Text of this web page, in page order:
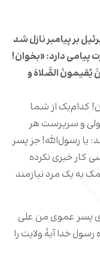
بر پیامبر نازل شد
پیامی دارد: «بخوان!
یُقیمونَ الصَّلاهَ و
کدام‌یک از شما
ولی و سرپرست هر
یا رسول‌الله! جز پسر
کار خیری نکرده
به یک مرد نیازمند
پسر عموی من علی
خدا آیۀ ولایت را